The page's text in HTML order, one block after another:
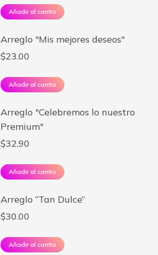
Añadir al carrito
Arreglo "Mis mejores deseos"
$23.00
Añadir al carrito
Arreglo "Celebremos lo nuestro
Premium"
$32.90
Añadir al carrito
Arreglo “Tan Dulce”
$30.00
Añadir al carrito